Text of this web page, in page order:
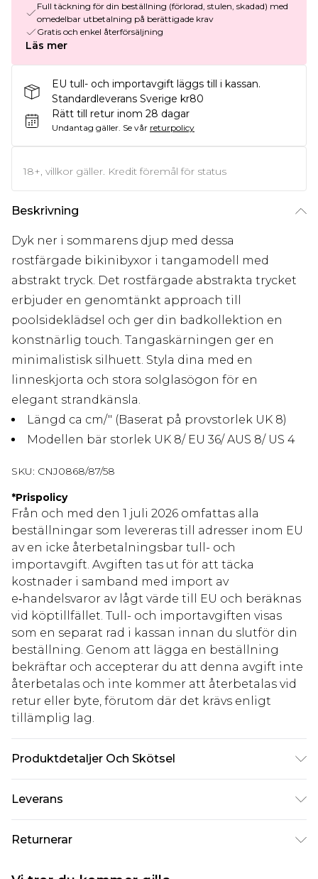
Full täckning för din beställning (förlorad, stulen, skadad) med
omedelbar utbetalning på berättigade krav
Gratis och enkel återförsäljning
Läs mer
EU tull- och importavgift läggs till i kassan.
Standardleverans Sverige kr80
Rätt till retur inom 28 dagar
Undantag gäller. Se vår returpolicy
18+, villkor gäller. Kredit föremål för status
Beskrivning
Dyk ner i sommarens djup med dessa
rostfärgade bikinibyxor i tangamodell med
abstrakt tryck. Det rostfärgade abstrakta trycket
erbjuder en genomtänkt approach till
poolsideklädsel och ger din badkollektion en
konstnärlig touch. Tangaskärningen ger en
minimalistisk silhuett. Styla dina med en
linneskjorta och stora solglasögon för en
elegant strandkänsla.
Längd ca cm/" (Baserat på provstorlek UK 8)
Modellen bär storlek UK 8/ EU 36/ AUS 8/ US 4
SKU: CNJ0868/87/58
*Prispolicy
Från och med den 1 juli 2026 omfattas alla
beställningar som levereras till adresser inom EU
av en icke återbetalningsbar tull- och
importavgift. Avgiften tas ut för att täcka
kostnader i samband med import av
e‑handelsvaror av lågt värde till EU och beräknas
vid köptillfället. Tull- och importavgiften visas
som en separat rad i kassan innan du slutför din
beställning. Genom att lägga en beställning
bekräftar och accepterar du att denna avgift inte
återbetalas och inte kommer att återbetalas vid
retur eller byte, förutom där det krävs enligt
tillämplig lag.
Produktdetaljer Och Skötsel
Leverans
Standardleverans Sverige
kr80
Returnerar